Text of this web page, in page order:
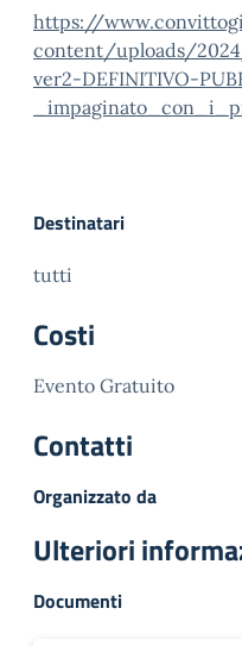
https://
content/uploads/
ver2-DEFINITIVO-
Destinatari
tutti
Costi
Evento Gratuito
Contatti
Organizzato da
Ulteriori
Documenti